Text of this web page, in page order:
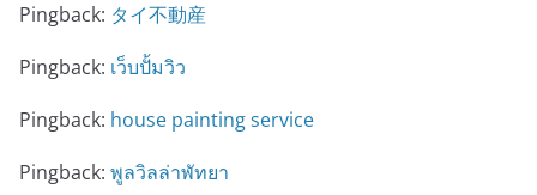
Pingback: タイ不動産
Pingback: เว็บปั้มวิว
Pingback: house painting service
Pingback: พูลวิลล่าพัทยา